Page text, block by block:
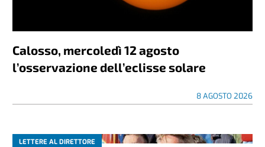
Calosso, mercoledì 12 agosto
l’osservazione dell’eclisse solare
8 AGOSTO 2026
LETTERE AL DIRETTORE